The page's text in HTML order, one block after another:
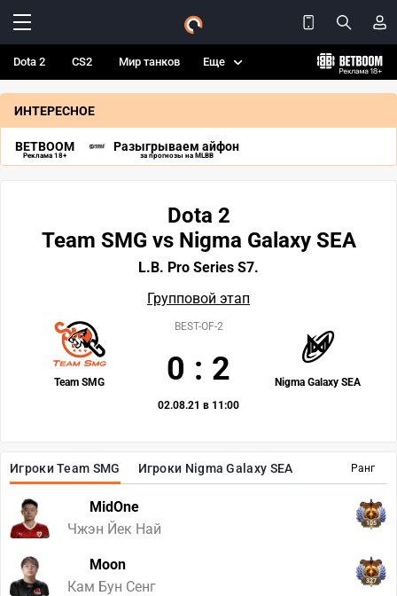
Dota 2 CS2 Мир танков Еще
ИНТЕРЕСНОЕ
BETBOOM
Реклама 18+
Разыгрываем айфон
за прогнозы на MLBB
Ранг
Игроки Team SMG Игроки Nigma Galaxy SEA
MidOne
Чжэн Йек Най
105
Moon
Кам Бун Сенг
327
Dota 2
Team SMG vs Nigma Galaxy SEA
L.B. Pro Series S7.
Групповой этап
Team SMG Nigma Galaxy SEA
BEST-OF-2
0 : 2
02.08.21 в 11:00